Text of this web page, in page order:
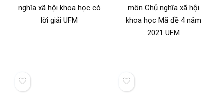
nghĩa xã hội khoa học có
lời giải UFM
môn Chủ nghĩa xã hội
khoa học Mã đề 4 năm
2021 UFM